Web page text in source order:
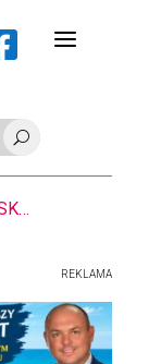
a
U
REKLAMA